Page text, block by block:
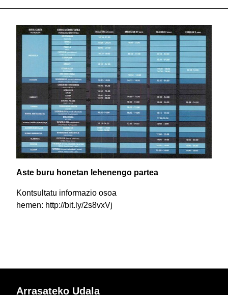
Aste buru honetan lehenengo partea
Kontsultatu informazio osoa
hemen: http://bit.ly/2s8vxVj
Arrasateko Udala